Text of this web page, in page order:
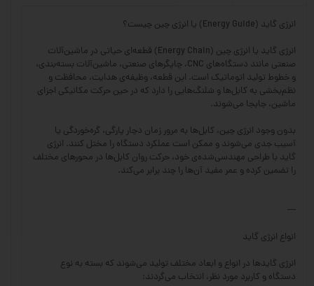
انرژی گاید (Energy Guide) یا انرژی چین چیست؟
انرژی گاید یا انرژی چین (Energy Chain) قطعه‌ای حیاتی در ماشین‌آلات
صنعتی مانند دستگاه‌های CNC، چاپگرهای صنعتی، ماشین‌آلات بسته‌بندی،
و خطوط تولید اتوماتیک است. این قطعه، وظیفه‌ی هدایت، محافظت و
نظم‌بخشی به کابل‌ها و شلنگ‌هایی را دارد که در حین حرکت مکانیکی اجزای
ماشین، جابجا می‌شوند.
بدون وجود انرژی چین، کابل‌ها به مرور زمان دچار پارگی، گره‌خوردگی یا
آسیب جدی می‌شوند و ممکن است عملکرد دستگاه را مختل کنند. انرژی
گاید با طراحی مهندسی‌شده‌ی خود، حرکت روان کابل‌ها در محورهای مختلف
را تضمین کرده و عمر مفید آن‌ها را چند برابر می‌کند.
---
انواع انرژی گاید
انرژی گایدها در انواع و ابعاد مختلف تولید می‌شوند که بسته به نوع
دستگاه و کاربرد مورد نظر، انتخاب می‌گردند: